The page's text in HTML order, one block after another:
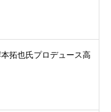
拓也氏プロデュース高